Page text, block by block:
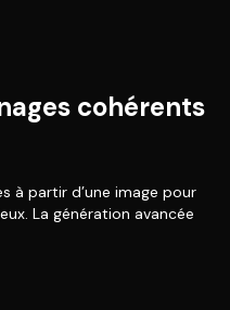
cohérents
à partir d’une image pour
La génération avancée